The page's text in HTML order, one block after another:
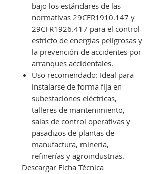
bajo los estándares de las
normativas 29CFR1910.147 y
29CFR1926.417 para el control
estricto de energías peligrosas y
la prevención de accidentes por
arranques accidentales.
Uso recomendado: Ideal para
instalarse de forma fija en
subestaciones eléctricas,
talleres de mantenimiento,
salas de control operativas y
pasadizos de plantas de
manufactura, minería,
refinerías y agroindustrias.
Descargar Ficha Técnica